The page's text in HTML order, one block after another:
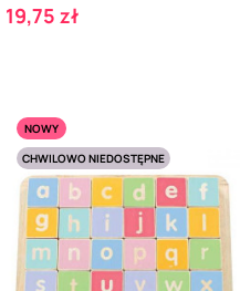
Cena
19,75 zł
NOWY
CHWILOWO NIEDOSTĘPNE